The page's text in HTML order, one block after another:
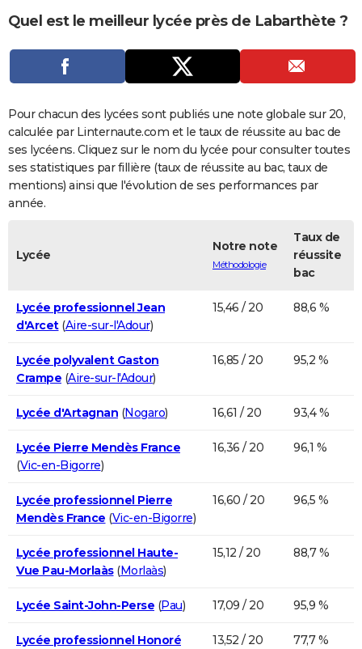
Dictionnaire
Biographies
Expressions
Proverbes
PROGRAMME TV
COPAINS D'AVANT
S'inscrire
Se connecter
Lycées
Collèges
Primaires
Universités
Entreprises
Service militaire
Avis de recherche
AVIS DE DÉCÈS
FORUM
Bricolage
Lifestyle
Culture
Sport
Auto
Television
Voyage
Cinema
Quel est le meilleur lycée près de Labarthète ?
Pour chacun des lycées sont publiés une note globale sur 20,
calculée par Linternaute.com et le taux de réussite au bac de
ses lycéens. Cliquez sur le nom du lycée pour consulter toutes
ses statistiques par fillière (taux de réussite au bac, taux de
mentions) ainsi que l'évolution de ses performances par
année.
Lycée
Notre note
Méthodologie
Taux de
réussite
bac
Lycée professionnel Jean
d'Arcet(Aire-sur-l'Adour)
15,46 / 20 88,6 %
Lycée polyvalent Gaston
Crampe (Aire-sur-l'Adour)
16,85 / 20 95,2 %
Lycée d'Artagnan (Nogaro) 16,61 / 20 93,4 %
Lycée Pierre Mendès France
(Vic-en-Bigorre)
16,36 / 20 96,1 %
Lycée professionnel Pierre
Mendès France (Vic-en-Bigorre)
16,60 / 20 96,5 %
Lycée professionnel Haute-
Vue Pau-Morlaàs(Morlaàs)
15,12 / 20 88,7 %
Lycée Saint-John-Perse (Pau) 17,09 / 20 95,9 %
Lycée professionnel Honoré
13,52 / 20 77,7 %